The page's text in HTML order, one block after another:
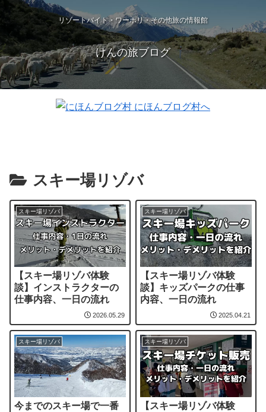
リゾートバイト・ワーホリ・その他旅の情報館
けんの旅ブログ
スキー場リゾバ
スキー場リゾバ
【スキー場リゾバ体験
談】インストラクターの
仕事内容、一日の流れ
2026.05.29
スキー場リゾバ
【スキー場リゾバ体験
談】キッズパークの仕事
内容、一日の流れ
2025.04.21
スキー場リゾバ
今までのスキー場で一番
スキー場リゾバ
【スキー場リゾバ体験